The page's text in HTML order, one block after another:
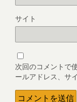
サイト
次回のコメントで
ールアドレス、サ